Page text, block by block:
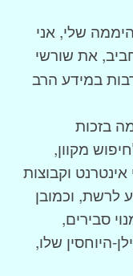
שלי, אני
את שורשי
במידע הרב
בזכות
מקוון,
וקבוצות
לרשת, וכמובן
סבירים,
היוחסין שלו,